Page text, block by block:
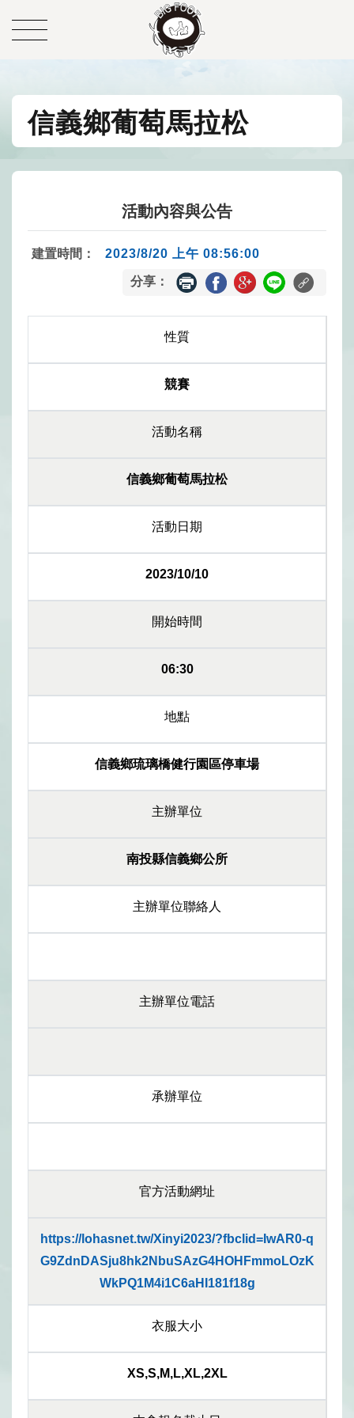
信義鄉葡萄馬拉松
活動內容與公告
建置時間： 2023/8/20 上午 08:56:00
分享：
性質
競賽
活動名稱
信義鄉葡萄馬拉松
活動日期
2023/10/10
開始時間
06:30
地點
信義鄉琉璃橋健行園區停車場
主辦單位
南投縣信義鄉公所
主辦單位聯絡人
主辦單位電話
承辦單位
官方活動網址
https://lohasnet.tw/Xinyi2023/?fbclid=IwAR0-q
G9ZdnDASju8hk2NbuSAzG4HOHFmmoLOzK
WkPQ1M4i1C6aHI181f18g
衣服大小
XS,S,M,L,XL,2XL